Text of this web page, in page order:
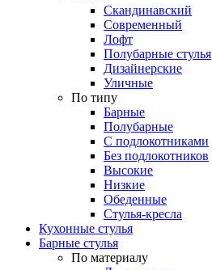
Скандинавский
Современный
Лофт
Полубарные стулья
Дизайнерские
Уличные
По типу
Барные
Полубарные
С подлокотниками
Без подлокотников
Высокие
Низкие
Обеденные
Стулья-кресла
Кухонные стулья
Барные стулья
По материалу